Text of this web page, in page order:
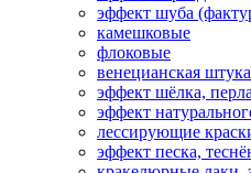
эффект шуба
камешковые
флоковые
венецианская
эффект шёлка,
эффект
лессирующие
эффект песка,